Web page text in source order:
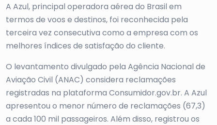
A Azul, principal operadora aérea do Brasil em
termos de voos e destinos, foi reconhecida pela
terceira vez consecutiva como a empresa com os
melhores índices de satisfação do cliente.
O levantamento divulgado pela Agência Nacional de
Aviação Civil (ANAC) considera reclamações
registradas na plataforma Consumidor.gov.br. A Azul
apresentou o menor número de reclamações (67,3)
a cada 100 mil passageiros. Além disso, registrou os